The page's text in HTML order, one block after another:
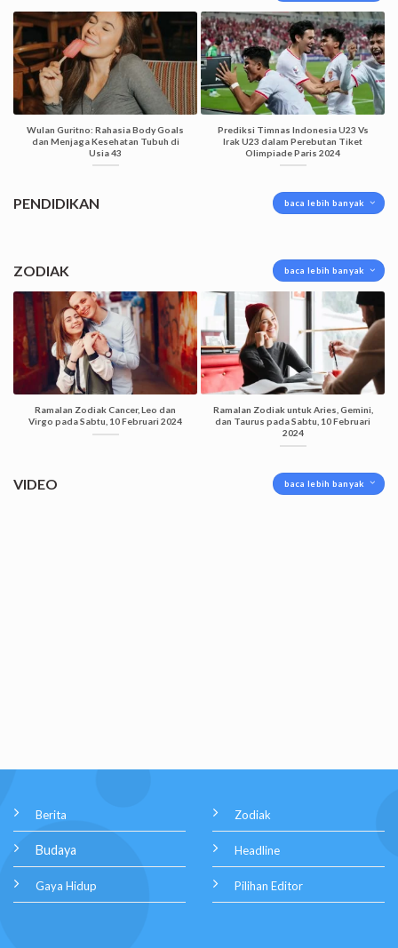
Wulan Guritno: Rahasia Body Goals
dan Menjaga Kesehatan Tubuh di
Usia 43
Prediksi Timnas Indonesia U23 Vs
Irak U23 dalam Perebutan Tiket
Olimpiade Paris 2024
PENDIDIKAN baca lebih banyak
ZODIAK baca lebih banyak
Ramalan Zodiak Cancer, Leo dan
Virgo pada Sabtu, 10 Februari 2024
Ramalan Zodiak untuk Aries, Gemini,
dan Taurus pada Sabtu, 10 Februari
2024
VIDEO baca lebih banyak
Berita
Budaya
Gaya Hidup
Zodiak
Headline
Pilihan Editor